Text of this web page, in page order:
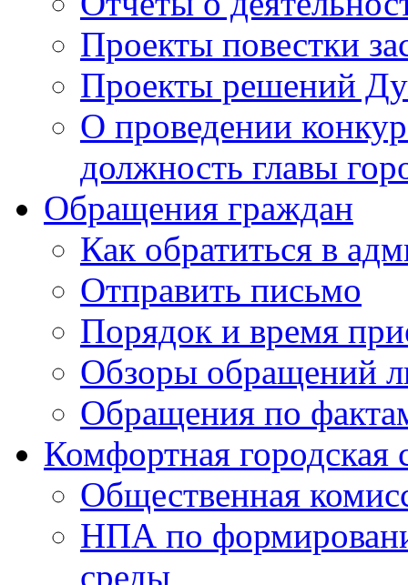
Проекты повестки
Проекты решений
О проведении
должность главы
Обращения граждан
Как обратиться в
Отправить письмо
Порядок и время
Обзоры обращений
Обращения по
Комфортная городская
Общественная
НПА по
среды